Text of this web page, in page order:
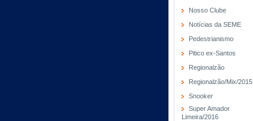
Nosso Clube
Notícias da SEME
Pedestrianismo
Pitico ex-Santos
Regionalzão
Regionalzão/Mix/2015
Snooker
Super Amador
Limeira/2016